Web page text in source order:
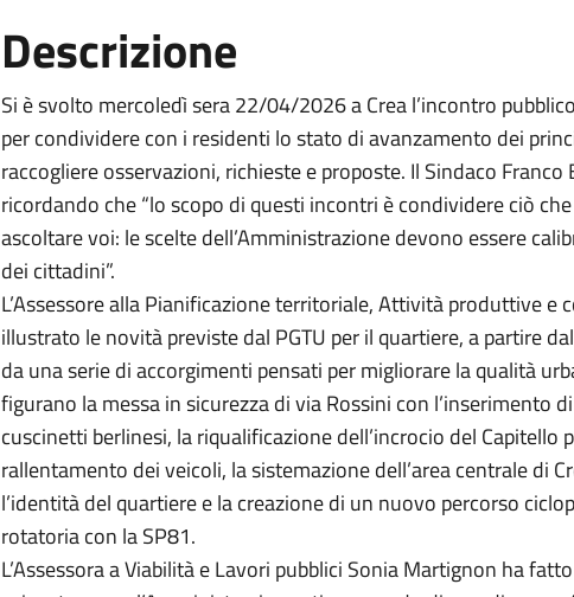
Descrizione
Si è svolto mercoledì sera 22/04/2026 a Crea l’incontro
per condividere con i residenti lo stato di avanzamento dei
raccogliere osservazioni, richieste e proposte. Il Sindaco
ricordando che “lo scopo di questi incontri è condividere ciò
ascoltare voi: le scelte dell’Amministrazione devono essere
dei cittadini”.
L’Assessore alla Pianificazione territoriale, Attività produttive e
illustrato le novità previste dal PGTU per il quartiere, a partire
da una serie di accorgimenti pensati per migliorare la qualità
figurano la messa in sicurezza di via Rossini con l’inserimento
cuscinetti berlinesi, la riqualificazione dell’incrocio del Capitello
rallentamento dei veicoli, la sistemazione dell’area centrale di
l’identità del quartiere e la creazione di un nuovo percorso
rotatoria con la SP81.
L’Assessora a Viabilità e Lavori pubblici Sonia Martignon ha